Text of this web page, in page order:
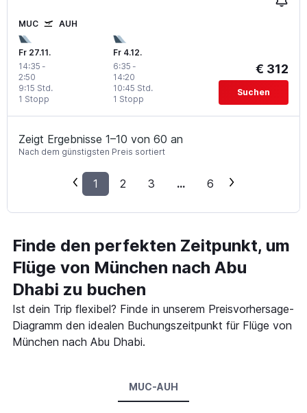
MUC AUH
Fr 27.11.
14:35 -
2:50
1 Stopp
9:15 Std.
Fr 4.12.
6:35 -
14:20
1 Stopp
10:45 Std.
€ 312
Suchen
Zeigt Ergebnisse 1–10 von 60 an
Nach dem günstigsten Preis sortiert
1 2 3 ... 6
Finde den perfekten Zeitpunkt, um
Flüge von München nach Abu
Dhabi zu buchen
Ist dein Trip flexibel? Finde in unserem Preisvorhersage-
Diagramm den idealen Buchungszeitpunkt für Flüge von
München nach Abu Dhabi.
MUC-AUH